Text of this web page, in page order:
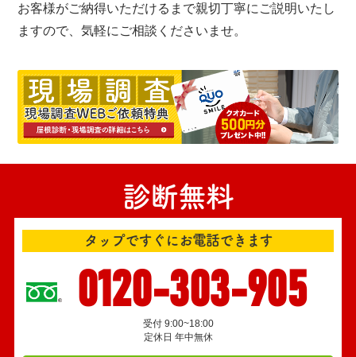
お客様がご納得いただけるまで親切丁寧にご説明いたし
ますので、気軽にご相談くださいませ。
診断無料
タップですぐにお電話できます
0120-303-905
受付 9:00~18:00
定休日 年中無休